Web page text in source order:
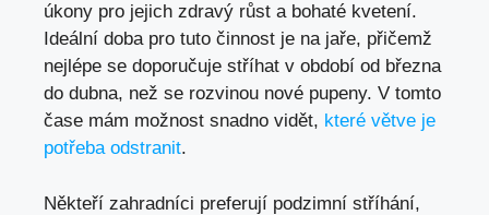
úkony pro jejich zdravý růst a bohaté kvetení.
Ideální doba pro tuto činnost je na jaře, přičemž
nejlépe se doporučuje stříhat v období od března
do dubna, než se rozvinou nové pupeny. V tomto
čase mám možnost snadno vidět, které větve je
potřeba odstranit.
Někteří zahradníci preferují podzimní stříhání,